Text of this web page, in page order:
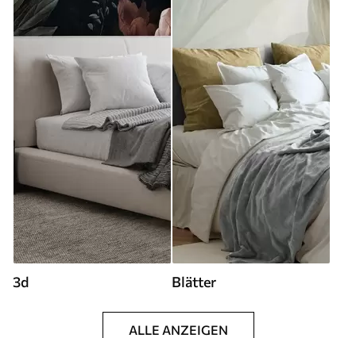
3d Blätter
ALLE ANZEIGEN